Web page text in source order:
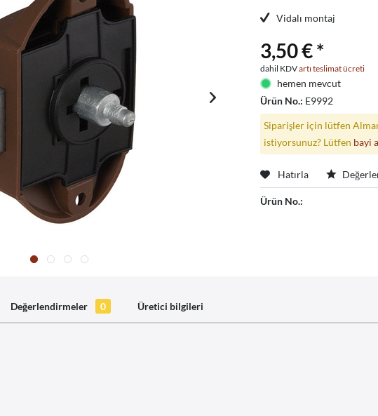
Vidalı montaj
3,50 € *
dahil KDVartı teslimat ücreti
hemen mevcut
Ürün No.: E9992
Siparişler için lütfen
istiyorsunuz? Lütfen bayi
Hatırla
Ürün No.:
Değerlendirmeler 0 Üretici bilgileri